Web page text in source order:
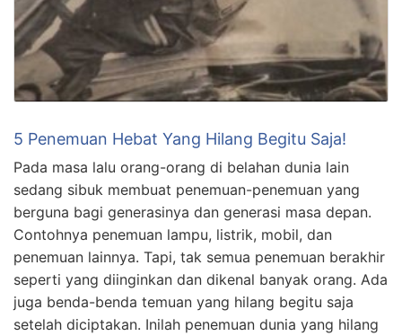
5 Penemuan Hebat Yang Hilang Begitu Saja!
Pada masa lalu orang-orang di belahan dunia lain
sedang sibuk membuat penemuan-penemuan yang
berguna bagi generasinya dan generasi masa depan.
Contohnya penemuan lampu, listrik, mobil, dan
penemuan lainnya. Tapi, tak semua penemuan berakhir
seperti yang diinginkan dan dikenal banyak orang. Ada
juga benda-benda temuan yang hilang begitu saja
setelah diciptakan. Inilah penemuan dunia yang hilang